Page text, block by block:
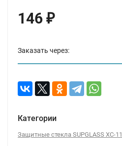
146 ₽
Заказать через:
Категории
Защитные стекла SUPGLASS XC-11